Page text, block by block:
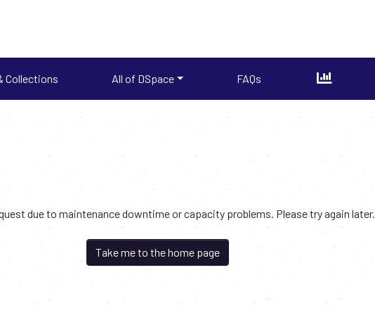
Collections All of DSpace FAQs
due to maintenance downtime or capacity problems. Please try again later.
Take me to the home page